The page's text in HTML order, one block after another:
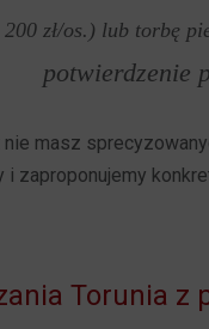
zł/os.) lub torbę
potwierdzenie
masz
i zaproponujemy
Torunia z